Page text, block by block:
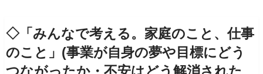
◇「みんなで考える。家庭のこと、仕事
のこと」(事業が自身の夢や目標にどう
つながったか・不安はどう解消された